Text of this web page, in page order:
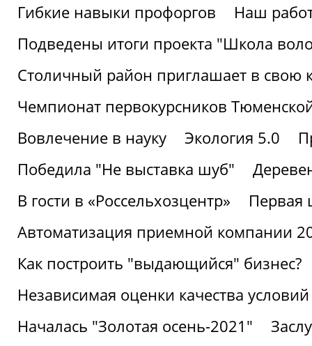
Гибкие навыки профоргов
Наш
Подведены итоги проекта "Школа
Столичный район приглашает в свою
Чемпионат первокурсников
Вовлечение в науку
Экология 5.0
Победила "Не выставка шуб"
В гости в «Россельхозцентр»
Первая
Автоматизация приемной компании
Как построить "выдающийся" бизнес?
Независимая оценки качества
Началась "Золотая осень-2021"